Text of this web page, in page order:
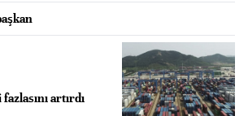
artırdı